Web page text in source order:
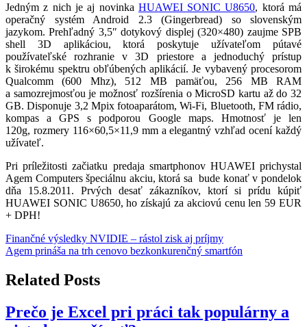
Jedným z nich je aj novinka HUAWEI SONIC U8650, ktorá má
operačný systém Android 2.3 (Gingerbread) so slovenským
jazykom. Prehľadný 3,5″ dotykový displej (320×480) zaujme SPB
shell 3D aplikáciou, ktorá poskytuje užívateľom pútavé
používateľské rozhranie v 3D priestore a jednoduchý prístup
k širokému spektru obľúbených aplikácií. Je vybavený procesorom
Qualcomm (600 Mhz), 512 MB pamäťou, 256 MB RAM
a samozrejmosťou je možnosť rozšírenia o MicroSD kartu až do 32
GB. Disponuje 3,2 Mpix fotoaparátom, Wi-Fi, Bluetooth, FM rádio,
kompas a GPS s podporou Google maps. Hmotnosť je len
120g, rozmery 116×60,5×11,9 mm a elegantný vzhľad ocení každý
užívateľ.
Pri príležitosti začiatku predaja smartphonov HUAWEI prichystal
Agem Computers špeciálnu akciu, ktorá sa bude konať v pondelok
dňa 15.8.2011. Prvých desať zákazníkov, ktorí si prídu kúpiť
HUAWEI SONIC U8650, ho získajú za akciovú cenu len 59 EUR
+ DPH!
Navigácia
v
článku
Finančné výsledky NVIDIE – rástol zisk aj príjmy
Agem prináša na trh cenovo bezkonkurenčný smartfón
Related Posts
Prečo je Excel pri práci tak populárny a